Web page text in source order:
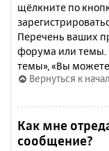
щёлкните по
Перечень ваших
форума или темы.
темы», «Вы
Вернуться к
Как мне
сообщение?